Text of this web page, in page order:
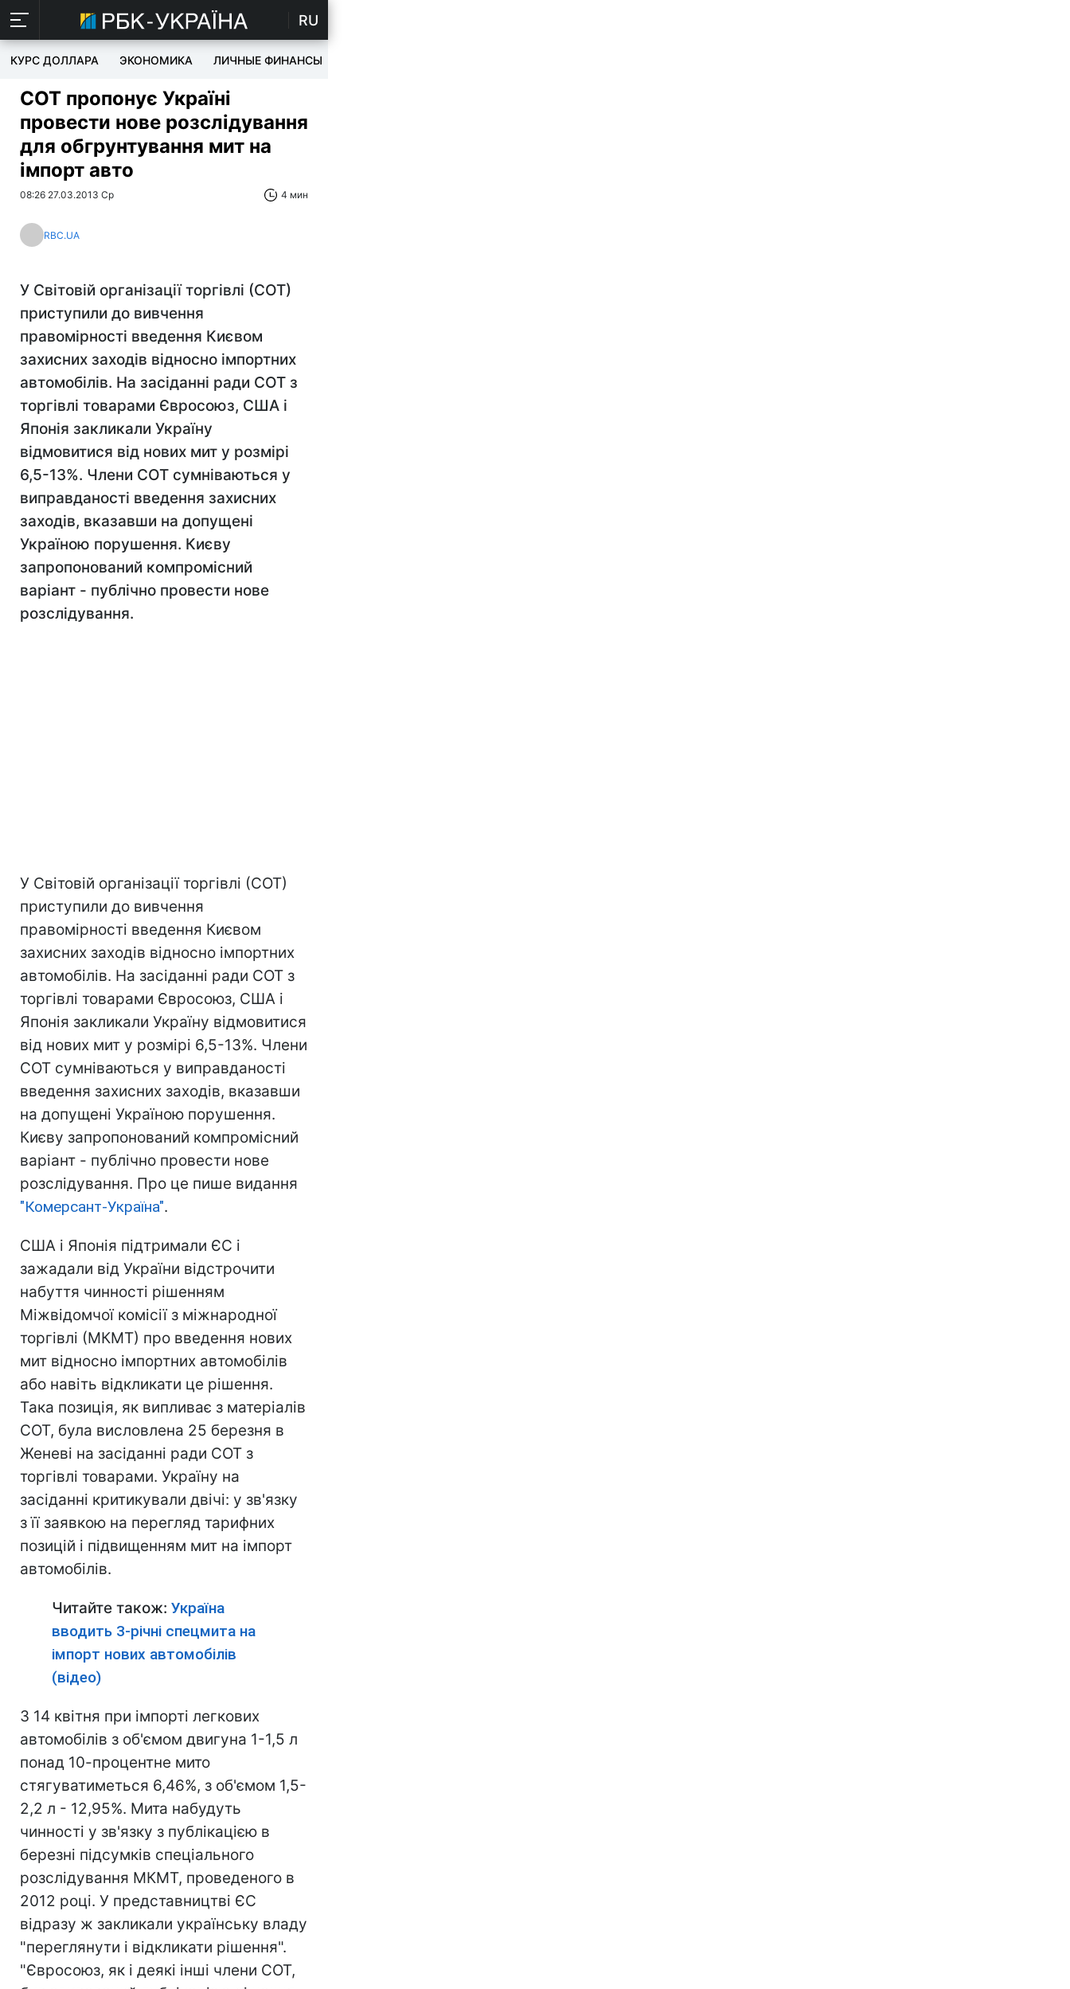
RU
КУРС ДОЛЛАРА ЭКОНОМИКА ЛИЧНЫЕ ФИНАНСЫ
СОТ пропонує Україні
провести нове розслідування
для обгрунтування мит на
імпорт авто
08:26 27.03.2013 Ср 4 мин
RBC.UA
У Світовій організації торгівлі (СОТ)
приступили до вивчення
правомірності введення Києвом
захисних заходів відносно імпортних
автомобілів. На засіданні ради СОТ з
торгівлі товарами Євросоюз, США і
Японія закликали Україну
відмовитися від нових мит у розмірі
6,5-13%. Члени СОТ сумніваються у
виправданості введення захисних
заходів, вказавши на допущені
Україною порушення. Києву
запропонований компромісний
варіант - публічно провести нове
розслідування.
У Світовій організації торгівлі (СОТ)
приступили до вивчення
правомірності введення Києвом
захисних заходів відносно імпортних
автомобілів. На засіданні ради СОТ з
торгівлі товарами Євросоюз, США і
Японія закликали Україну відмовитися
від нових мит у розмірі 6,5-13%. Члени
СОТ сумніваються у виправданості
введення захисних заходів, вказавши
на допущені Україною порушення.
Києву запропонований компромісний
варіант - публічно провести нове
розслідування. Про це пише видання
"Комерсант-Україна".
США і Японія підтримали ЄС і
зажадали від України відстрочити
набуття чинності рішенням
Міжвідомчої комісії з міжнародної
торгівлі (МКМТ) про введення нових
мит відносно імпортних автомобілів
або навіть відкликати це рішення.
Така позиція, як випливає з матеріалів
СОТ, була висловлена 25 березня в
Женеві на засіданні ради СОТ з
торгівлі товарами. Україну на
засіданні критикували двічі: у зв'язку
з її заявкою на перегляд тарифних
позицій і підвищенням мит на імпорт
автомобілів.
Читайте також: Україна
вводить 3-річні спецмита на
імпорт нових автомобілів
(відео)
З 14 квітня при імпорті легкових
автомобілів з об'ємом двигуна 1-1,5 л
понад 10-процентне мито
стягуватиметься 6,46%, з об'ємом 1,5-
2,2 л - 12,95%. Мита набудуть
чинності у зв'язку з публікацією в
березні підсумків спеціального
розслідування МКМТ, проведеного в
2012 році. У представництві ЄС
відразу ж закликали українську владу
"переглянути і відкликати рішення".
"Євросоюз, як і деякі інші члени СОТ,